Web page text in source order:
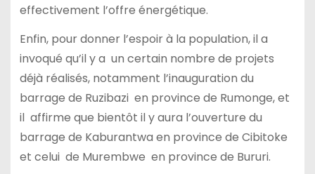
effectivement l’offre énergétique.
Enfin, pour donner l’espoir à la population, il a
invoqué qu’il y a un certain nombre de projets
déjà réalisés, notamment l’inauguration du
barrage de Ruzibazi en province de Rumonge, et
il affirme que bientôt il y aura l’ouverture du
barrage de Kaburantwa en province de Cibitoke
et celui de Murembwe en province de Bururi.